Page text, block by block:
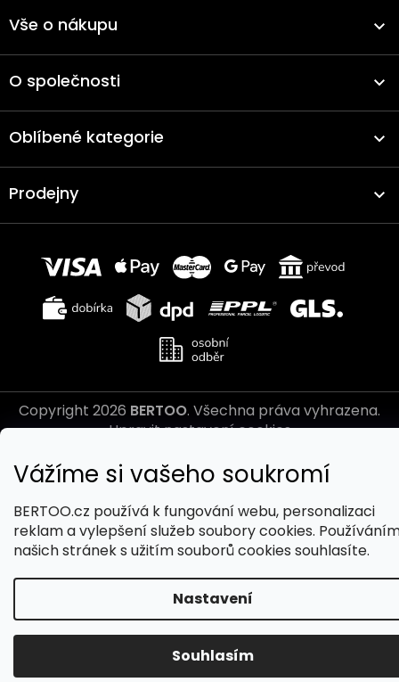
Vážíme si vašeho soukromí
BERTOO.cz používá k fungování webu, personalizaci
reklam a vylepšení služeb soubory cookies.
našich stránek s užitím souborů cookies souhlasíte.
Nastavení
Souhlasím
Vše o nákupu
O společnosti
Oblíbené kategorie
Prodejny
Vytvořil Shoptet
Copyright 2026 BERTOO. Všechna práva vyhrazena.
Upravit nastavení cookies